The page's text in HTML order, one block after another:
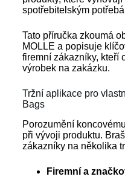
spotřebitelským
Tato příručka zkoumá
MOLLE a popisuje
firemní zákazníky, kteří
výrobek na zakázku.
Tržní aplikace pro
Bags
Porozumění
při vývoji produktu.
zákazníky na několika
Firemní a